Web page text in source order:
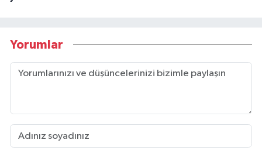
Yorumlar